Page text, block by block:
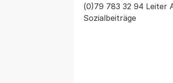
(0)79 783 32 94 Leiter
Sozialbeiträge